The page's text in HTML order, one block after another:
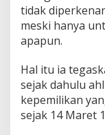
tidak
meski hanya
apapun.
Hal itu ia
sejak dahulu
kepemilikan
sejak 14 Maret